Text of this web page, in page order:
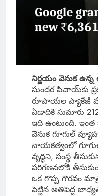
నిర్ణయం వెనుక
సుందర పిచాయ్‌కు
రూపాయల ప్యాకేజీ
ఏడాదికి సుమారు
ఇది ఉంటుంది.
వెనుక గూగుల్
నాయకత్వంలో
వృద్ధిని, సంస్థ
పరిగణనలోకి
ఒక గొప్ప గౌరవం
పెట్టిన అతిపెద్ద